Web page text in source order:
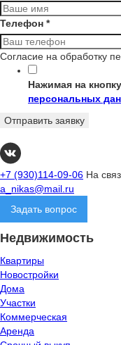
Телефон *
Согласие на обработку
Нажимая на
персональных
Отправить заявку
+7 (930)114-09-06 На
a_nikas@mail.ru
Задать вопрос
Недвижимость
Квартиры
Новостройки
Дома
Участки
Коммерческая
Аренда